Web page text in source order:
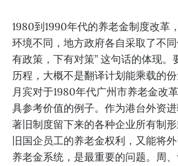
1980到1990年代的养老金制度改革
环境不同，地方政府各自采取了不
有政策，下有对策” 这句话的体现。
历程，大概不是翻译计划能乘载的
月宾对于1980年代广州市养老金改
具参考价值的例子。作为港台外资
著旧制度留下来的各种企业所有制
旧国企员工的养老金权利，又能将
养老金系统，是最重要的问题。周